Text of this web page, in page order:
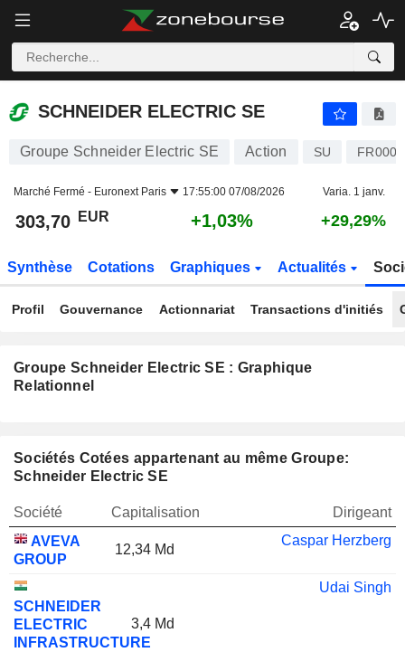
SCHNEIDER ELECTRIC SE
SCHNEIDER ELECTRIC SE
Groupe Schneider Electric SE Action SU
Marché Fermé - Euronext Paris 17:55:00 07/08/2026 Varia. 1 janv.
303,70 EUR +1,03% +29,29%
Synthèse Cotations Graphiques Actualités
Profil Gouvernance Actionnariat Transactions d'initiés
Groupe Schneider Electric SE : Graphique
Relationnel
Sociétés Cotées appartenant au même Groupe:
Schneider Electric SE
Société Capitalisation
Dirigeant
AVEVA
GROUP
12,34 Md
Caspar Herzberg
SCHNEIDER
ELECTRIC
INFRASTRUCTURE
3,4 Md
Udai Singh